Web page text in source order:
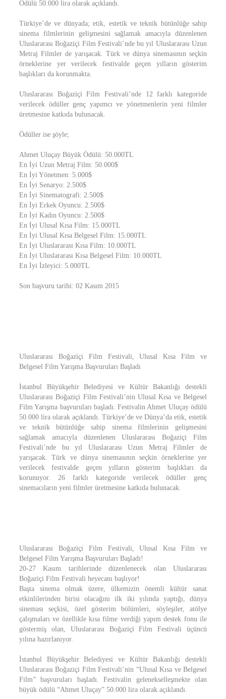
Ödülü 50.000 lira olarak açıklandı.
Türkiye’de ve dünyada; etik, estetik ve teknik bütünlüğe sahip
sinema filmlerinin gelişmesini sağlamak amacıyla düzenlenen
Uluslararası Boğaziçi Film Festivali’nde bu yıl Uluslararası Uzun
Metraj Filmler de yarışacak. Türk ve dünya sinemasının seçkin
örneklerine yer verilecek festivalde geçen yılların gösterim
başlıkları da korunmakta.
Uluslararası Boğaziçi Film Festivali’nde 12 farklı kategoride
verilecek ödüller genç yapımcı ve yönetmenlerin yeni filmler
üretmesine katkıda bulunacak.
Ödüller ise şöyle;
Ahmet Uluçay Büyük Ödülü: 50.000TL
En İyi Uzun Metraj Film: 50.000$
En İyi Yönetmen: 5.000$
En İyi Senaryo: 2.500$
En İyi Sinematografi: 2.500$
En İyi Erkek Oyuncu: 2.500$
En İyi Kadın Oyuncu: 2.500$
En İyi Ulusal Kısa Film: 15.000TL
En İyi Ulusal Kısa Belgesel Film: 15.000TL
En İyi Uluslararası Kısa Film: 10.000TL
En İyi Uluslararası Kısa Belgesel Film: 10.000TL
En İyi İzleyici: 5.000TL
Son başvuru tarihi: 02 Kasım 2015
Uluslararası Boğaziçi Film Festivali, Ulusal Kısa Film ve
Belgesel Film Yarışma Başvuruları Başladı
İstanbul Büyükşehir Belediyesi ve Kültür Bakanlığı destekli
Uluslararası Boğaziçi Film Festivali’nin Ulusal Kısa ve Belgesel
Film Yarışma başvuruları başladı. Festivalin Ahmet Uluçay ödülü
50.000 lira olarak açıklandı. Türkiye’de ve Dünya’da etik, estetik
ve teknik bütünlüğe sahip sinema filmlerinin gelişmesini
sağlamak amacıyla düzenlenen Uluslararası Boğaziçi Film
Festivali’nde bu yıl Uluslararası Uzun Metraj Filmler de
yarışacak. Türk ve dünya sinemasının seçkin örneklerine yer
verilecek festivalde geçen yılların gösterim başlıkları da
korunuyor. 26 farklı kategoride verilecek ödüller genç
sinemacıların yeni filmler üretmesine katkıda bulunacak.
Uluslararası Boğaziçi Film Festivali, Ulusal Kısa Film ve
Belgesel Film Yarışma Başvuruları Başladı!
20-27 Kasım tarihlerinde düzenlenecek olan Uluslararası
Boğaziçi Film Festivali heyecanı başlıyor!
Başta sinema olmak üzere, ülkemizin önemli kültür sanat
etkinlilerinden birisi olacağını ilk iki yılında yaptığı, dünya
sineması seçkisi, özel gösterim bölümleri, söyleşiler, atölye
çalışmaları ve özellikle kısa filme verdiği yapım destek fonu ile
göstermiş olan, Uluslararası Boğaziçi Film Festivali üçüncü
yılına hazırlanıyor.
İstanbul Büyükşehir Belediyesi ve Kültür Bakanlığı destekli
Uluslararası Boğaziçi Film Festivali’nin “Ulusal Kısa ve Belgesel
Film” başvuruları başladı. Festivalin gelenekselleşmekte olan
büyük ödülü “Ahmet Uluçay” 50.000 lira olarak açıklandı.